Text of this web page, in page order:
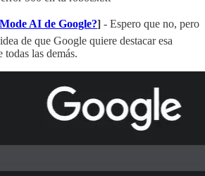
AI de Google?] - Espero que no, pero
de que Google quiere destacar esa
todas las demás.